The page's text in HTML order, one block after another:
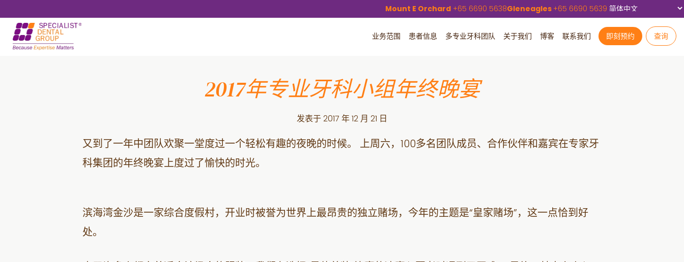
Mount E Orchard +65 6690 5638Gleneagles +65 6690 5639
业务范围 患者信息 多专业牙科团队 关于我们 博客 联系我们 即刻预约 查询
2017年专业牙科小组年终晚宴
发表于 2017 年 12 月 21 日
又到了一年中团队欢聚一堂度过一个轻松有趣的夜晚的时候。 上周六，100多名团队成员、合作伙伴和嘉宾在专家牙
科集团的年终晚宴上度过了愉快的时光。
滨海湾金沙是一家综合度假村，开业时被誉为世界上最昂贵的独立赌场，今年的主题是“皇家赌场”，这一点恰到好
处。